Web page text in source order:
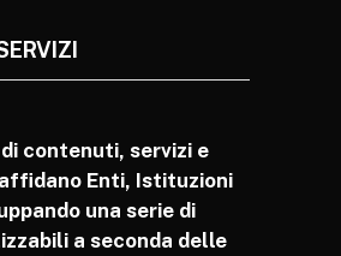
contenuti, servizi e
Enti, Istituzioni
una serie di
a seconda delle